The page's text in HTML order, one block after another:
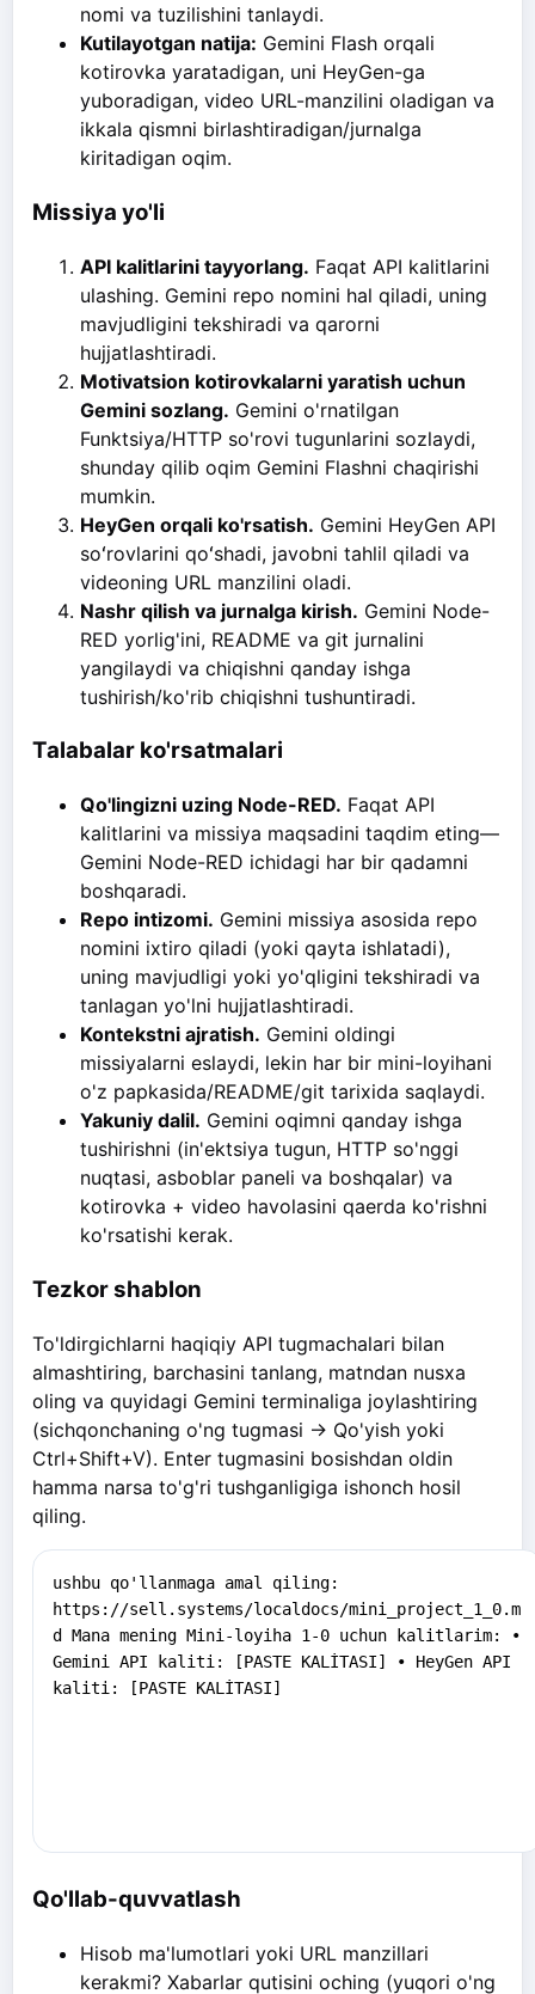
nomi va tuzilishini tanlaydi.
Kutilayotgan natija: Gemini Flash orqali
kotirovka yaratadigan, uni HeyGen-ga
yuboradigan, video URL-manzilini oladigan va
ikkala qismni birlashtiradigan/jurnalga
kiritadigan oqim.
Missiya yo'li
API kalitlarini tayyorlang. Faqat API kalitlarini
ulashing. Gemini repo nomini hal qiladi, uning
mavjudligini tekshiradi va qarorni
hujjatlashtiradi.
Motivatsion kotirovkalarni yaratish uchun
Gemini sozlang. Gemini o'rnatilgan
Funktsiya/HTTP so'rovi tugunlarini sozlaydi,
shunday qilib oqim Gemini Flashni chaqirishi
mumkin.
HeyGen orqali ko'rsatish. Gemini HeyGen API
soʻrovlarini qoʻshadi, javobni tahlil qiladi va
videoning URL manzilini oladi.
Nashr qilish va jurnalga kirish. Gemini Node-
RED yorlig'ini, README va git jurnalini
yangilaydi va chiqishni qanday ishga
tushirish/ko'rib chiqishni tushuntiradi.
Talabalar ko'rsatmalari
Qo'lingizni uzing Node-RED. Faqat API
kalitlarini va missiya maqsadini taqdim eting—
Gemini Node-RED ichidagi har bir qadamni
boshqaradi.
Repo intizomi. Gemini missiya asosida repo
nomini ixtiro qiladi (yoki qayta ishlatadi),
uning mavjudligi yoki yo'qligini tekshiradi va
tanlagan yo'lni hujjatlashtiradi.
Kontekstni ajratish. Gemini oldingi
missiyalarni eslaydi, lekin har bir mini-loyihani
o'z papkasida/README/git tarixida saqlaydi.
Yakuniy dalil. Gemini oqimni qanday ishga
tushirishni (in'ektsiya tugun, HTTP so'nggi
nuqtasi, asboblar paneli va boshqalar) va
kotirovka + video havolasini qaerda ko'rishni
ko'rsatishi kerak.
Tezkor shablon
To'ldirgichlarni haqiqiy API tugmachalari bilan
almashtiring, barchasini tanlang, matndan nusxa
oling va quyidagi Gemini terminaliga joylashtiring
(sichqonchaning o'ng tugmasi -> Qo'yish yoki
Ctrl+Shift+V). Enter tugmasini bosishdan oldin
hamma narsa to'g'ri tushganligiga ishonch hosil
qiling.
Qo'llab-quvvatlash
Hisob ma'lumotlari yoki URL manzillari
kerakmi? Xabarlar qutisini oching (yuqori o'ng